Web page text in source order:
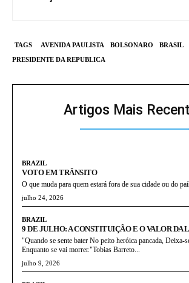
TAGS AVENIDA PAULISTA BOLSONARO BRASIL
PRESIDENTE DA REPUBLICA
Artigos Mais
BRAZIL
VOTO EM TRÂNSITO
O que muda para quem estará fora de sua cidade ou do
julho 24, 2026
BRAZIL
9 DE JULHO: A CONSTITUIÇÃO E O VALOR DA
"Quando se sente bater No peito heróica pancada, Deixa-
Enquanto se vai morrer."Tobias Barreto...
julho 9, 2026